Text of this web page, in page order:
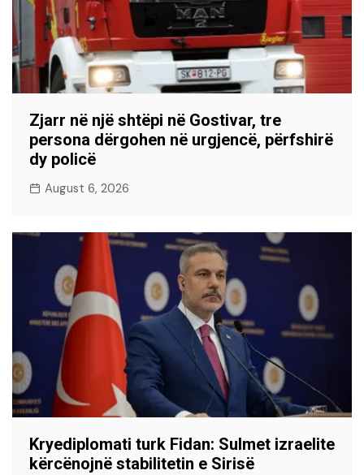
Zjarr në një shtëpi në Gostivar, tre
persona dërgohen në urgjencë, përfshirë
dy policë
August 6, 2026
Kryediplomati turk Fidan: Sulmet izraelite
kërcënojnë stabilitetin e Sirisë